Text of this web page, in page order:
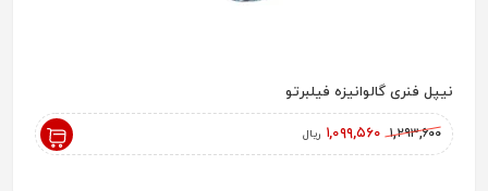
نیپل فنری گالوانیزه فیلبرتو
۱,۲۹۳,۶۰۰ ۱,۰۹۹,۵۶۰ ریال